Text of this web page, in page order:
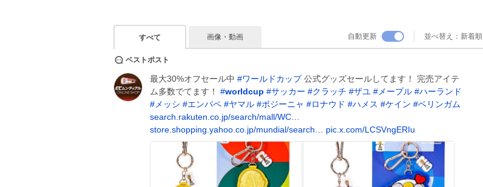
す
すべて 画像・動画 自動更新 並べ替え： 新着順
ベストポスト
最大30%オフセール中 #ワールドカップ公式グッズセールしてます！ 完売アイテ
ム多数でてます！ #worldcup #サッカー #クラッチ #ザユ # メープル #ハーランド
# メッシ #エンバペ #ヤマル #ボジーニャ #ロナウド #ハメス #ケイン #ベリンガム
search.rakuten.co.jp/search/mall/WC…
store.shopping.yahoo.co.jp/mundial/search…
pic.x.com/LCSVngERIu